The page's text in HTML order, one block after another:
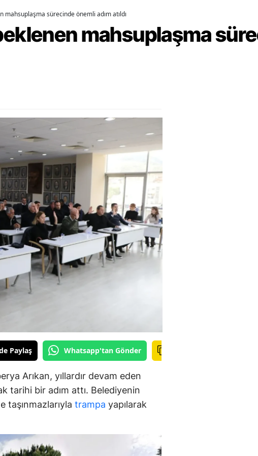
mahsuplaşma sürecinde önemli adım atıldı
mahsuplaşma
Paylaş Whatsapp'tan Gönder
Arıkan, yıllardır devam eden
tarihi bir adım attı. Belediyenin
taşınmazlarıyla trampa yapılarak